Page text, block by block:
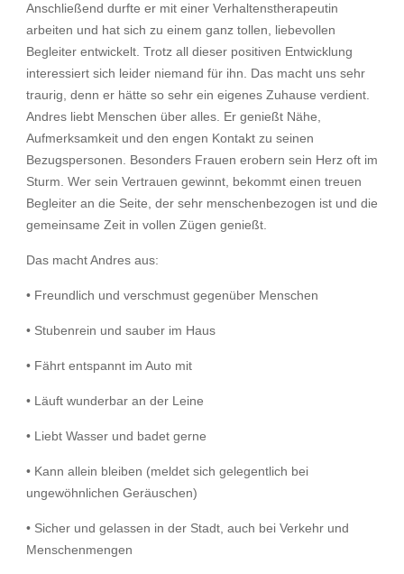
Anschließend durfte er mit einer Verhaltenstherapeutin
arbeiten und hat sich zu einem ganz tollen, liebevollen
Begleiter entwickelt. Trotz all dieser positiven Entwicklung
interessiert sich leider niemand für ihn. Das macht uns sehr
traurig, denn er hätte so sehr ein eigenes Zuhause verdient.
Andres liebt Menschen über alles. Er genießt Nähe,
Aufmerksamkeit und den engen Kontakt zu seinen
Bezugspersonen. Besonders Frauen erobern sein Herz oft im
Sturm. Wer sein Vertrauen gewinnt, bekommt einen treuen
Begleiter an die Seite, der sehr menschenbezogen ist und die
gemeinsame Zeit in vollen Zügen genießt.
Das macht Andres aus:
• Freundlich und verschmust gegenüber Menschen
• Stubenrein und sauber im Haus
• Fährt entspannt im Auto mit
• Läuft wunderbar an der Leine
• Liebt Wasser und badet gerne
• Kann allein bleiben (meldet sich gelegentlich bei
ungewöhnlichen Geräuschen)
• Sicher und gelassen in der Stadt, auch bei Verkehr und
Menschenmengen